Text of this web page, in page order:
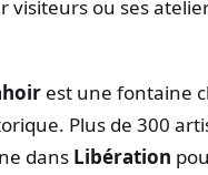
visiteurs ou ses
est une fontaine
Plus de 300
dans Libération